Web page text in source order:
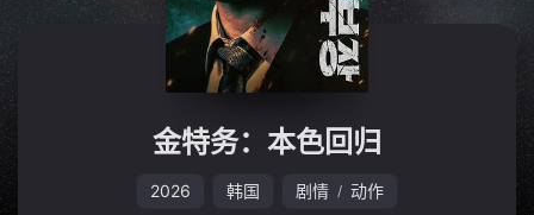
金特务：本色回归
2026 韩国 剧情 / 动作